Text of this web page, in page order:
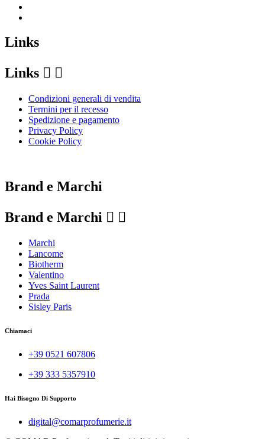
Links
Links  
Condizioni generali di vendita
Termini per il recesso
Spedizione e pagamento
Privacy Policy
Cookie Policy
Brand e Marchi
Brand e Marchi  
Marchi
Lancome
Biotherm
Valentino
Yves Saint Laurent
Prada
Sisley Paris
Chiamaci
+39 0521 607806
+39 333 5357910
Hai Bisogno Di Supporto
digital@comarprofumerie.it